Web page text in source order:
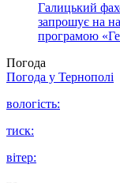
Галицький
запрошує на
програмою
Погода
Погода у Тернополі
вологість:
тиск:
вітер: